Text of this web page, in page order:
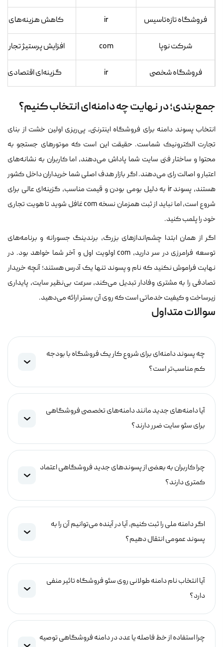
فروشگاه تازه‌تاسیس ir کاهش هزینه‌های
شرکت نوپا com افزایش پرستیژ
فروشگاه شخصی ir گزینه‌ای اقتصادی و
جمع‌بندی؛ در نهایت چه دامنه‌ای انتخاب کنیم؟
انتخاب پسوند دامنه برای فروشگاه اینترنتی، پی‌ریزی اولین خشت از بنای
تجارت الکترونیک شماست. حقیقت این است که موتورهای جستجو به
محتوا و ساختار فنی سایت شما پاداش می‌دهند، اما کاربران به نشانه‌های
اعتبار و اصالت رای می‌دهند. اگر بازار هدف اصلی شما خریداران داخل کشور
هستند، پسوند ir به دلیل بومی بودن و قیمت مناسب، گزینه‌ای عالی برای
شروع است، اما نباید از ثبت همزمان نسخه com غافل شوید تا هویت تجاری
خود را پلمب کنید.
اگر از همان ابتدا چشم‌اندازهای بزرگ، برندینگ جسورانه و برنامه‌های
توسعه فرامرزی در سر دارید، com اولویت اول و آخر شما خواهد بود. در
نهایت فراموش نکنید که نام و پسوند تنها یک آدرس هستند؛ آنچه خریدار
تصادفی را به مشتری وفادار تبدیل می‌کند، سرعت بی‌نظیر سایت، پایداری
زیرساخت و کیفیت خدماتی است که روی آن بستر ارائه می‌دهید.
سوالات متداول
چه پسوند دامنه‌ای برای شروع کار یک فروشگاه با بودجه
کم مناسب‌تر است؟
آیا دامنه‌های جدید مانند دامنه‌های تخصصی فروشگاهی
برای سئو سایت ضرر دارند؟
چرا کاربران به بعضی از پسوندهای جدید فروشگاهی اعتماد
کمتری دارند؟
اگر دامنه ملی را ثبت کنیم، آیا در آینده می‌توانیم آن را به
پسوند عمومی انتقال دهیم؟
آیا انتخاب نام دامنه طولانی روی سئو فروشگاه تاثیر منفی
دارد؟
چرا استفاده از خط فاصله یا عدد در دامنه فروشگاهی توصیه